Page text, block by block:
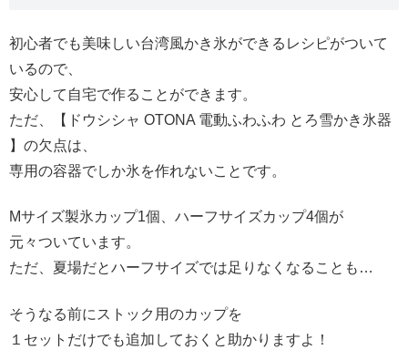
初心者でも美味しい台湾風かき氷ができるレシピがついて
いるので、
安心して自宅で作ることができます。
ただ、【ドウシシャ OTONA 電動ふわふわ とろ雪かき氷器
】の欠点は、
専用の容器でしか氷を作れないことです。
Mサイズ製氷カップ1個、ハーフサイズカップ4個が
元々ついています。
ただ、夏場だとハーフサイズでは足りなくなることも…
そうなる前にストック用のカップを
１セットだけでも追加しておくと助かりますよ！